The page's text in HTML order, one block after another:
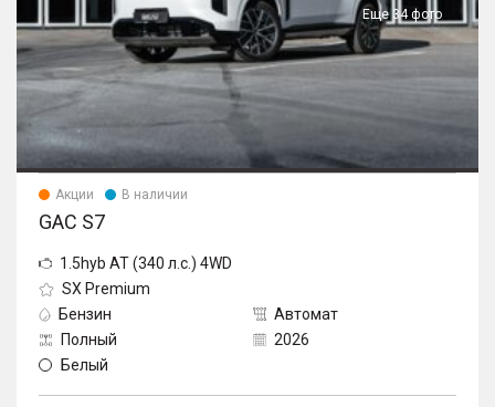
Еще 34 фото
Акции В наличии
GAC S7
1.5hyb AT (340 л.с.) 4WD
SX Premium
Бензин
Автомат
Полный
2026
Белый